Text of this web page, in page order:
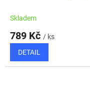
Skladem
789 Kč / ks
DETAIL